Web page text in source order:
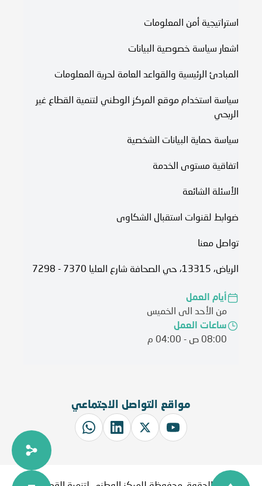
استراتيجية أمن المعلومات
اشعار سياسة خصوصية البيانات
المبادئ الرئيسية والقواعد العامة لحرية المعلومات
سياسة استخدام موقع المركز الوطني لتنمية القطاع غير
الربحي
سياسة حماية البيانات الشخصية
اتفاقية مستوى الخدمة​
الأسئلة الشائعة
ضوابط لقنوات استقبال الشكاوى
تواصل معنا
الرياض، 13315، حي الصحافة شارع العليا 7370 - 7298
أيام العمل
من الأحد الى الخميس
ساعات العمل
08:00 ص - 04:00 م
مواقع التواصل الاجتماعي